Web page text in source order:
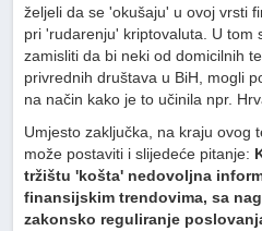
željeli da se 'okušaju' u ovoj vrsti
pri 'rudarenju' kriptovaluta. U tom
zamisliti da bi neki od domicilnih
privrednih društava u BiH, mogli
na način kako je to učinila npr.
Umjesto zaključka, na kraju ovog
može postaviti i slijedeće pitanje:
tržištu 'košta' nedovoljna
finansijskim trendovima, sa
zakonsko reguliranje